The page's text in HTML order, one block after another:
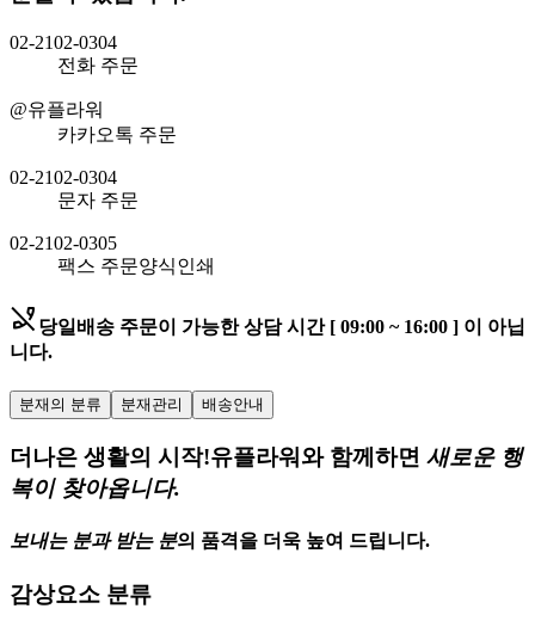
02-2102-0304
전화 주문
@유플라워
카카오톡 주문
02-2102-0304
문자 주문
02-2102-0305
팩스 주문양식인쇄
phone_disabled 당일배송 주문이 가능한상담 시간 [ 09:00 ~ 16:00 ] 이 아닙
니다.
분재의 분류 분재관리 배송안내
더나은 생활의 시작!유플라워와 함께하면 새로운 행
복이 찾아옵니다.
보내는 분과 받는 분의 품격을 더욱 높여 드립니다.
감상요소 분류